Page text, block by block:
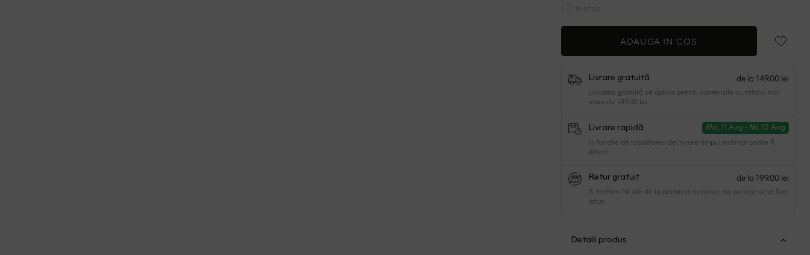
In stoc
ADAUGA IN COS
Livrare gratuită de la 149.00 lei
Livrarea gratuită se aplica pentru comenzile cu totalul mai
mare de 149.00 lei
Livrare rapidă Ma, 11 Aug - Mi, 12 Aug
In functie de localitatea de livrare timpul estimat poate fi
diferit.
Retur gratuit de la 199.00 lei
Ai termen 14 zile de la primirea comenzii sa probezi si sa faci
retur.
Detalii produs